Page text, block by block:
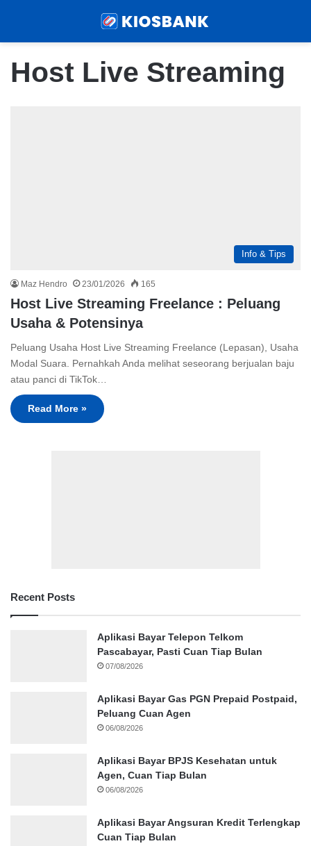
Host Live Streaming
Info & Tips
Maz Hendro 23/01/2026 165
Host Live Streaming Freelance : Peluang
Usaha & Potensinya
Peluang Usaha Host Live Streaming Freelance (Lepasan), Usaha
Modal Suara. Pernahkah Anda melihat seseorang berjualan baju
atau panci di TikTok…
Read More »
Recent Posts
Aplikasi Bayar Telepon Telkom
Pascabayar, Pasti Cuan Tiap Bulan
07/08/2026
Aplikasi Bayar Gas PGN Prepaid Postpaid,
Peluang Cuan Agen
06/08/2026
Aplikasi Bayar BPJS Kesehatan untuk
Agen, Cuan Tiap Bulan
06/08/2026
Aplikasi Bayar Angsuran Kredit Terlengkap
Cuan Tiap Bulan